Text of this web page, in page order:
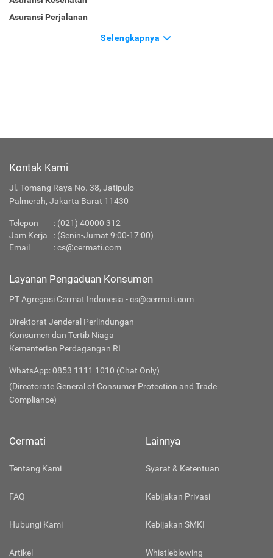
Asuransi Perjalanan
Selengkapnya
Kontak Kami
Jl. Tomang Raya No. 38, Jatipulo
Palmerah, Jakarta Barat 11430
Telepon : (021) 40000 312
Jam Kerja
: (Senin-Jumat 9:00-17:00)
Email
:cs@cermati.com
Layanan Pengaduan Konsumen
PT Agregasi Cermat Indonesia - cs@cermati.com
Direktorat Jenderal Perlindungan
Konsumen dan Tertib Niaga
Kementerian Perdagangan RI
WhatsApp: 0853 1111 1010 (Chat Only)
(Directorate General of Consumer Protection and Trade
Compliance)
Cermati
Tentang Kami
FAQ
Hubungi Kami
Artikel
Lainnya
Syarat & Ketentuan
Kebijakan Privasi
Kebijakan SMKI
Whistleblowing